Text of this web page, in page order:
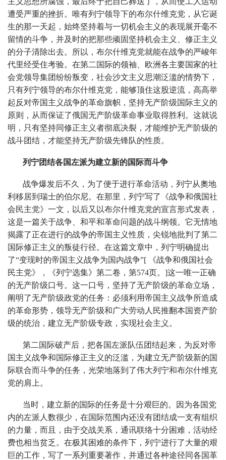
遭受严重的挫折。唯有列宁领导下的布尔什维克党，从它诞
生的那一天起，始终坚持着与一切机会主义的表现展开毫不
留情的斗争，并及时的把那些顽固坚持机会主义、修正主义
的分子清除出去。所以，布尔什维克党就能在战争的严峻年
代里经受住考验。在第二国际的领袖、欧洲各主要国家的社
会党领导集团纷纷叛变，社会沙文主义思潮泛滥的情势下，
只有列宁领导的布尔什维克党，能够顶住这股逆流，高高举
起反对帝国主义战争的革命旗帜，坚持无产阶级国际主义的
原则，从而保证了俄国无产阶级革命事业取得胜利。这就说
明，只有坚持同修正主义者彻底决裂，才能维护无产阶级的
战斗团结，才能坚持无产阶级先锋队的性质。
列宁团结各国左派为建立新的国际而斗争
战争爆发后不久，为了便于进行革命活动，列宁从奧地
利移居到瑞士的伯尔尼。在那里，列宁写了《战争和俄国社
会民主党》一文，以后又以布尔什维克党的宣言形式发表，
这是一篇关于战争、和平和革命问题的战斗纲领。它无情地
揭露了正在进行的战争的帝国主义性质，尖锐地批判了第二
国际修正主义的叛徒行径。在这篇文章中，列宁明确提出
了“变现时的帝国主义战争为国内战争”[ 《战争和俄国社会
民主党》，《列宁选集》第二卷，第574页。]这一唯一正确
的无产阶级口号。这一口号，坚持了无产阶级的革命立场，
阐明了无产阶级政党的任务：必须利用帝国主义战争所造成
的革命形势，领导无产阶级和广大劳动人民推翻本国资产阶
级的统治，建立无产阶级专政，实现社会主义。
第二国际破产后，把各国左派队伍团结起来，为反对帝
国主义战争和国际修正主义的泛滥，为建立无产阶级新的国
际联合而斗争的任务，光荣地落到了伟大列宁和布尔什维克
党的肩上。
当时，建立新的国际的任务是十分艰巨的。因为各国党
内的左派人数很少，在国际范围内还没有团结成一支有组织
的力量，而且，由于交战关系，通讯联络十分困难，活动经
费也相当贫乏。在极其困难的条件下，列宁进行了大量的艰
巨的工作，写了一系列重要著作，并通过各种途径同各国革